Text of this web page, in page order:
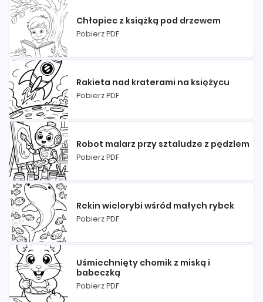
Chłopiec z książką pod drzewem
Pobierz PDF
Rakieta nad kraterami na księżycu
Pobierz PDF
Robot malarz przy sztaludze z pędzlem
Pobierz PDF
Rekin wielorybi wśród małych rybek
Pobierz PDF
Uśmiechnięty chomik z miską i
babeczką
Pobierz PDF